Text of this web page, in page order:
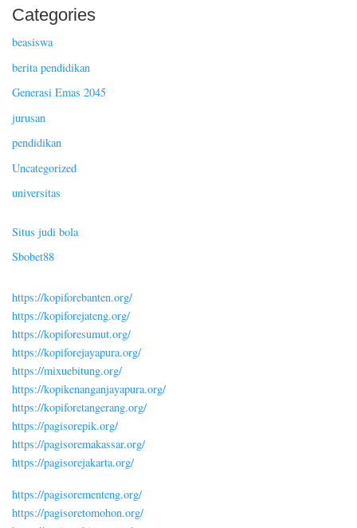
Categories
beasiswa
berita pendidikan
Generasi Emas 2045
jurusan
pendidikan
Uncategorized
universitas
Situs judi bola
Sbobet88
https://kopiforebanten.org/
https://kopiforejateng.org/
https://kopiforesumut.org/
https://kopiforejayapura.org/
https://mixuebitung.org/
https://kopikenanganjayapura.org/
https://kopiforetangerang.org/
https://pagisorepik.org/
https://pagisoremakassar.org/
https://pagisorejakarta.org/
https://pagisorementeng.org/
https://pagisoretomohon.org/